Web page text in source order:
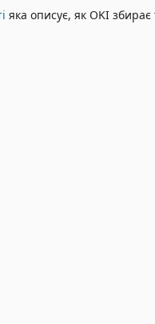
яка описує, як OKI